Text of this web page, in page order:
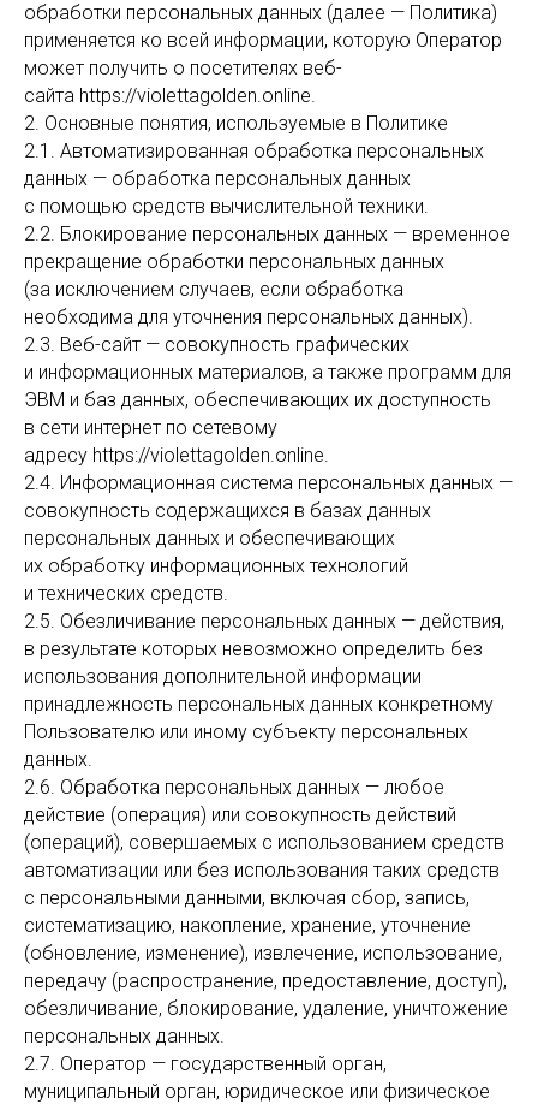
обработки персональных данных (далее — Политика)
применяется ко всей информации, которую Оператор
может получить о посетителях веб-
сайта https://violettagolden.online.
2. Основные понятия, используемые в Политике
2.1. Автоматизированная обработка персональных
данных — обработка персональных данных
с помощью средств вычислительной техники.
2.2. Блокирование персональных данных — временное
прекращение обработки персональных данных
(за исключением случаев, если обработка
необходима для уточнения персональных данных).
2.3. Веб-сайт — совокупность графических
и информационных материалов, а также программ для
ЭВМ и баз данных, обеспечивающих их доступность
в сети интернет по сетевому
адресу https://violettagolden.online.
2.4. Информационная система персональных данных —
совокупность содержащихся в базах данных
персональных данных и обеспечивающих
их обработку информационных технологий
и технических средств.
2.5. Обезличивание персональных данных — действия,
в результате которых невозможно определить без
использования дополнительной информации
принадлежность персональных данных конкретному
Пользователю или иному субъекту персональных
данных.
2.6. Обработка персональных данных — любое
действие (операция) или совокупность действий
(операций), совершаемых с использованием средств
автоматизации или без использования таких средств
с персональными данными, включая сбор, запись,
систематизацию, накопление, хранение, уточнение
(обновление, изменение), извлечение, использование,
передачу (распространение, предоставление, доступ),
обезличивание, блокирование, удаление, уничтожение
персональных данных.
2.7. Оператор — государственный орган,
муниципальный орган, юридическое или физическое